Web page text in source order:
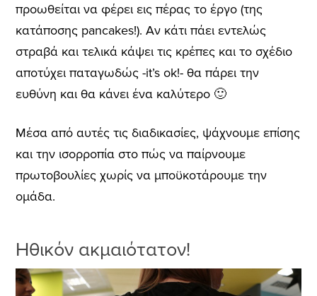
προωθείται να φέρει εις πέρας το έργο (της
κατάποσης pancakes!). Aν κάτι πάει εντελώς
στραβά και τελικά κάψει τις κρέπες και το σχέδιο
αποτύχει παταγωδώς -it’s ok!- θα πάρει την
ευθύνη και θα κάνει ένα καλύτερο 🙂
Μέσα από αυτές τις διαδικασίες, ψάχνουμε επίσης
και την ισορροπία στο πώς να παίρνουμε
πρωτοβουλίες χωρίς να μποϋκοτάρουμε την
ομάδα.
Ηθικόν ακμαιότατον!